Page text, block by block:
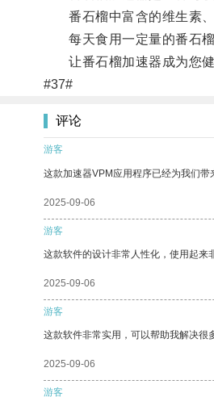
番石榴中富含的维生素、
每天食用一定量的番石榴
让番石榴加速器成为您健
#37#
评论
游客
这款加速器VPM应用程序已经为我们带
2025-09-06
游客
这款软件的设计非常人性化，使用起来
2025-09-06
游客
这款软件非常实用，可以帮助我解决很
2025-09-06
游客